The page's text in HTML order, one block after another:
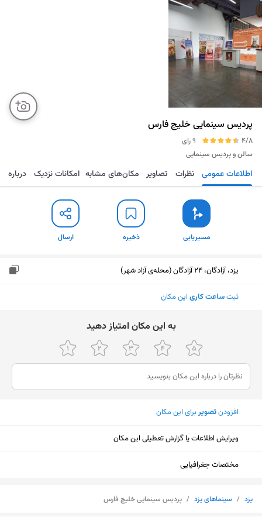
پردیس سینمایی خلیج فارس
4/8
9 رای
سالن و پردیس سینمایی
مسیریابی ذخیره ارسال اطلاعات عمومی نظرات تصاویر مکان‌های مشابه امکانات نزدیک درباره
مسیریابی ذخیره ارسال
یزد، آزادگان، 24 آزادگان (محله‌ی آزاد شهر)
ثبتساعت کاری این مکان
ﺑﻪ اﯾﻦ ﻣﮑﺎن اﻣﺘﯿﺎز دﻫﯿﺪ
افزودنتصویربرای این مکان
ویرایش اطلاعات یا گزارش تعطیلی این مکان
مختصات جغرافیایی
یزد / سینما‌های یزد / پردیس سینمایی خلیج فارس